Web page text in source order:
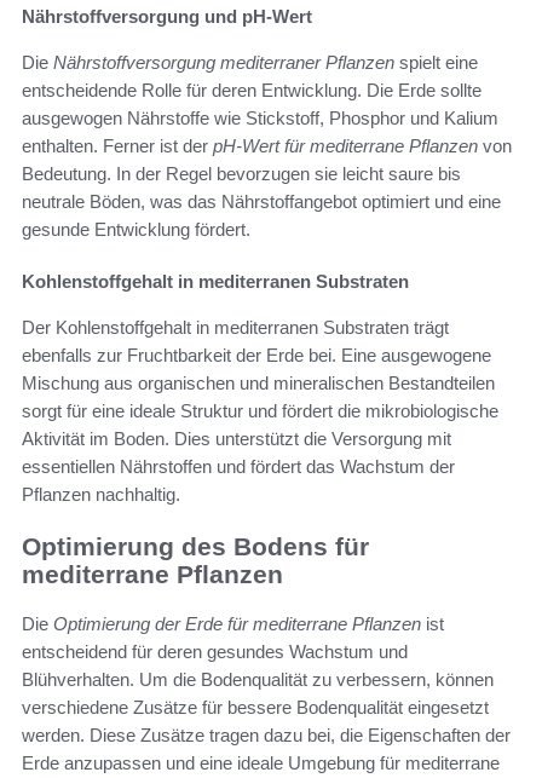
Nährstoffversorgung und pH-Wert
Die Nährstoffversorgung mediterraner Pflanzen spielt eine
entscheidende Rolle für deren Entwicklung. Die Erde sollte
ausgewogen Nährstoffe wie Stickstoff, Phosphor und Kalium
enthalten. Ferner ist der pH-Wert für mediterrane Pflanzen von
Bedeutung. In der Regel bevorzugen sie leicht saure bis
neutrale Böden, was das Nährstoffangebot optimiert und eine
gesunde Entwicklung fördert.
Kohlenstoffgehalt in mediterranen Substraten
Der Kohlenstoffgehalt in mediterranen Substraten trägt
ebenfalls zur Fruchtbarkeit der Erde bei. Eine ausgewogene
Mischung aus organischen und mineralischen Bestandteilen
sorgt für eine ideale Struktur und fördert die mikrobiologische
Aktivität im Boden. Dies unterstützt die Versorgung mit
essentiellen Nährstoffen und fördert das Wachstum der
Pflanzen nachhaltig.
Optimierung des Bodens für
mediterrane Pflanzen
Die Optimierung der Erde für mediterrane Pflanzen ist
entscheidend für deren gesundes Wachstum und
Blühverhalten. Um die Bodenqualität zu verbessern, können
verschiedene Zusätze für bessere Bodenqualität eingesetzt
werden. Diese Zusätze tragen dazu bei, die Eigenschaften der
Erde anzupassen und eine ideale Umgebung für mediterrane